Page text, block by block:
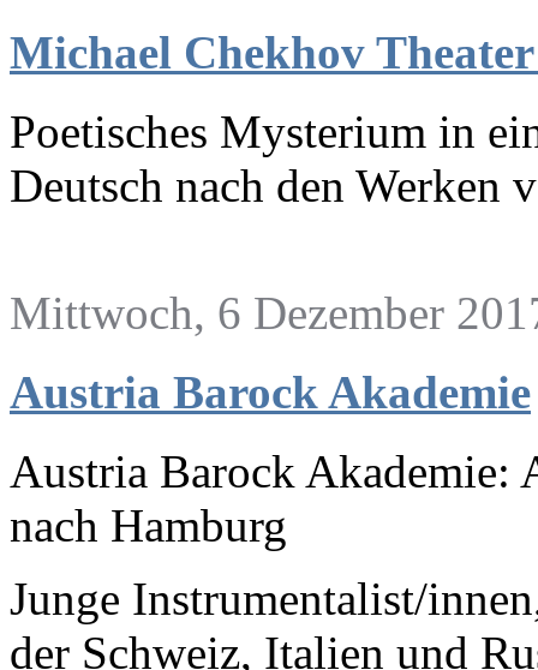
Michael Chekhov
Poetisches Mysterium in
Deutsch nach den Werken
Mittwoch, 6 Dezember
Austria Barock Akademie
Austria Barock Akademie:
nach Hamburg
Junge Instrumentalist/
der Schweiz, Italien und